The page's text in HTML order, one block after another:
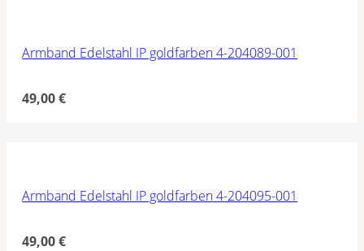
Armband Edelstahl IP goldfarben 4-204089-001
49,00€
Armband Edelstahl IP goldfarben 4-204095-001
49,00€